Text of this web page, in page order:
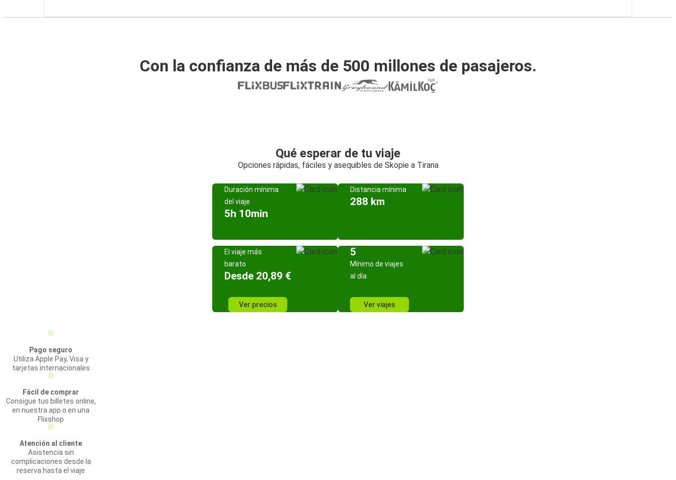
Con la confianza de más de 500 millones de pasajeros.
Qué esperar de tu viaje
Opciones rápidas, fáciles y asequibles de Skopie a Tirana
Duración mínima
del viaje
5h 10min
Distancia mínima
288 km
El viaje más
barato
Desde 20,89 €
Ver precios
5
Mínimo de viajes
al día
Ver viajes
Pago seguro
Utiliza Apple Pay, Visa y
tarjetas internacionales
Fácil de comprar
Consigue tus billetes online,
en nuestra app o en una
Flixshop
Atención al cliente
Asistencia sin
complicaciones desde la
reserva hasta el viaje